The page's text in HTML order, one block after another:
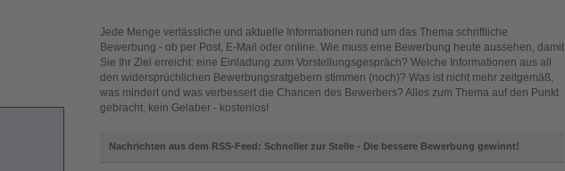
Jede Menge verlässliche und aktuelle Informationen rund um das Thema schriftliche
Bewerbung - ob per Post, E-Mail oder online. Wie muss eine Bewerbung heute aussehen, damit
Sie Ihr Ziel erreicht: eine Einladung zum Vorstellungsgespräch? Welche Informationen aus all
den widersprüchlichen Bewerbungsratgebern stimmen (noch)? Was ist nicht mehr zeitgemäß,
was mindert und was verbessert die Chancen des Bewerbers? Alles zum Thema auf den Punkt
gebracht, kein Gelaber - kostenlos!
Nachrichten aus dem RSS-Feed: Schneller zur Stelle - Die bessere Bewerbung gewinnt!